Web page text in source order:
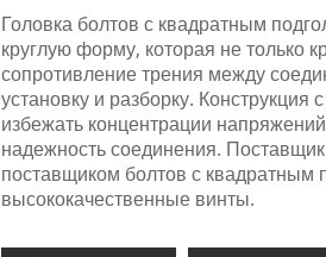
Головка болтов с квадратным
круглую форму, которая не только
сопротивление трения между
установку и разборку. Конструкция
избежать концентрации
надежность соединения.
поставщиком болтов с квадратным
высококачественные винты.